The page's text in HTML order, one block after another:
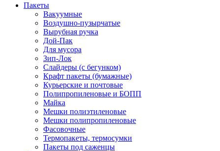
Пакеты
Вакуумные
Воздушно-пузырчатые
Вырубная ручка
Дой-Пак
Для мусора
Зип-Лок
Слайдеры (с бегунком)
Крафт пакеты (бумажные)
Курьерские и почтовые
Полипропиленовые и БОПП
Майка
Мешки полиэтиленовые
Мешки полипропиленовые
Фасовочные
Термопакеты, термосумки
Пакеты под саженцы